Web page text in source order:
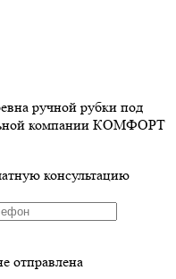
ручной рубки под
компании КОМФОРТ
консультацию
отправлена